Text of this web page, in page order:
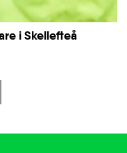
i Skellefteå